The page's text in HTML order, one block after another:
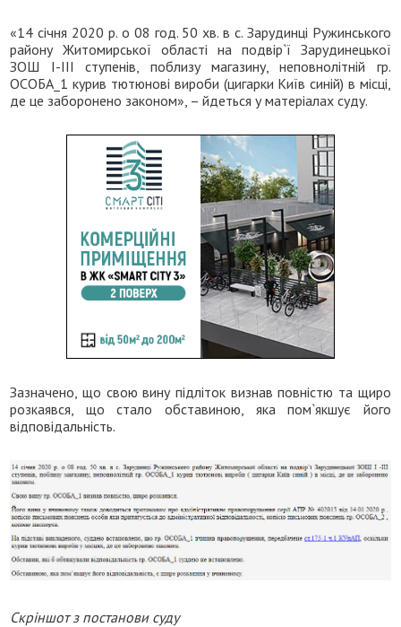
«14 січня 2020 р. о 08 год. 50 хв. в с. Зарудинці Ружинського
району Житомирської області на подвір`ї Зарудинецької
ЗОШ І-ІІІ ступенів, поблизу магазину, неповнолітній гр.
ОСОБА_1 курив тютюнові вироби (цигарки Київ синій) в місці,
де це заборонено законом», – йдеться у матеріалах суду.
Зазначено, що свою вину підліток визнав повністю та щиро
розкаявся, що стало обставиною, яка пом`якшує його
відповідальність.
Скріншот з постанови суду